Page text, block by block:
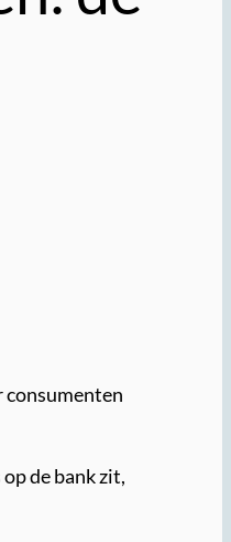
consumenten
de bank zit,